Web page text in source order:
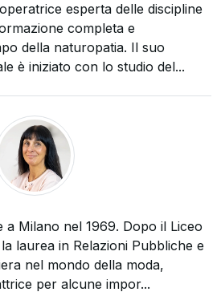
esperta delle discipline
completa e
della naturopatia. Il suo
è iniziato con lo studio del...
a Milano nel 1969. Dopo il Liceo
laurea in Relazioni Pubbliche e
nel mondo della moda,
per alcune impor...